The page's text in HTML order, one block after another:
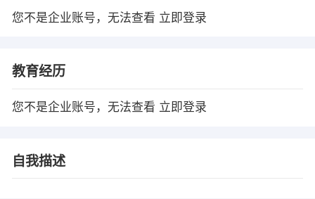
您不是企业账号，无法查看 立即登录
教育经历
您不是企业账号，无法查看 立即登录
自我描述